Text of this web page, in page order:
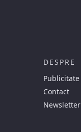
DESPRE
Publicitate
Contact
Newsletter